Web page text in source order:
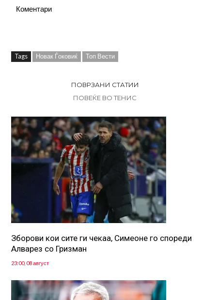
Коментари
Tags Новак Ѓоковиќ Топ Вести
ПОВРЗАНИ СТАТИИ
ПОВЕЌЕ ВО ТЕНИС
Зборови кои сите ги чекаа, Симеоне го спореди
Алварез со Гризман
23:00, 08 август